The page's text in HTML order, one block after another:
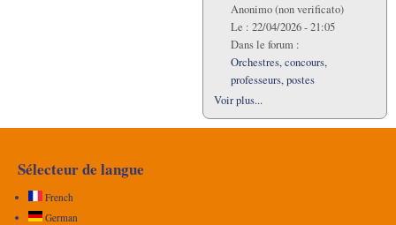
Anonimo (non verificato)
Le : 22/04/2026 - 21:05
Dans le forum :
Orchestres, concours,
professeurs, postes
Voir plus...
Sélecteur de langue
French
German